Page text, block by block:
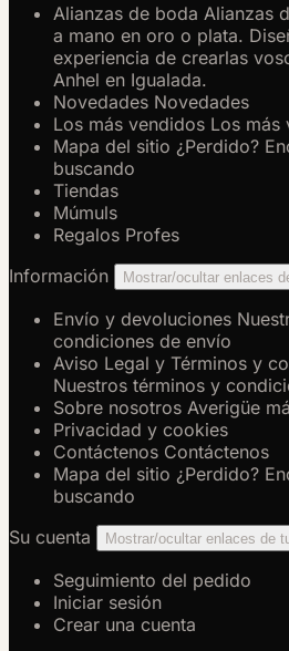
Alianzas de boda Alianzas
a mano en oro o plata.
experiencia de crearlas
Anhel en Igualada.
Novedades Novedades
Los más vendidos Los más
Mapa del sitio ¿Perdido?
buscando
Tiendas
Múmuls
Regalos Profes
Información
Mostrar/ocultar enlaces
Envío y devoluciones
condiciones de envío
Aviso Legal y Términos y
Nuestros términos y
Sobre nosotros Averigüe
Privacidad y cookies
Contáctenos Contáctenos
Mapa del sitio ¿Perdido?
buscando
Su cuenta
Mostrar/ocultar enlaces de
Seguimiento del pedido
Iniciar sesión
Crear una cuenta